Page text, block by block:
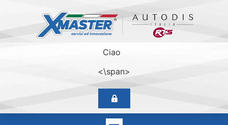
Ciao
<\span>